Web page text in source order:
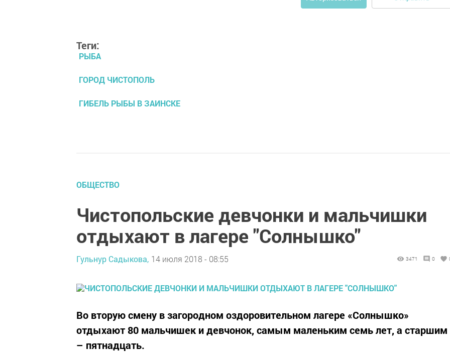
Теги:
РЫБА
ГОРОД ЧИСТОПОЛЬ
ГИБЕЛЬ РЫБЫ В ЗАИНСКЕ
ОБЩЕСТВО
Чистопольские девчонки и мальчишки
отдыхают в лагере "Солнышко"
Гульнур Садыкова, 14 июля 2018 - 08:55 3471 0
Во вторую смену в загородном оздоровительном лагере «Солнышко»
отдыхают 80 мальчишек и девчонок, самым маленьким семь лет, а старшим
– пятнадцать.